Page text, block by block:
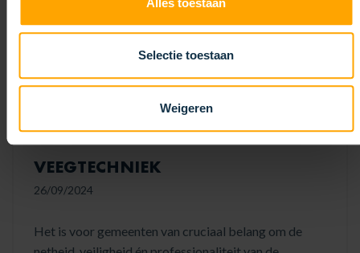
Selectie toestaan
Weigeren
VEEGTECHNIEK
26/09/2024
Het is voor gemeenten van cruciaal belang om de